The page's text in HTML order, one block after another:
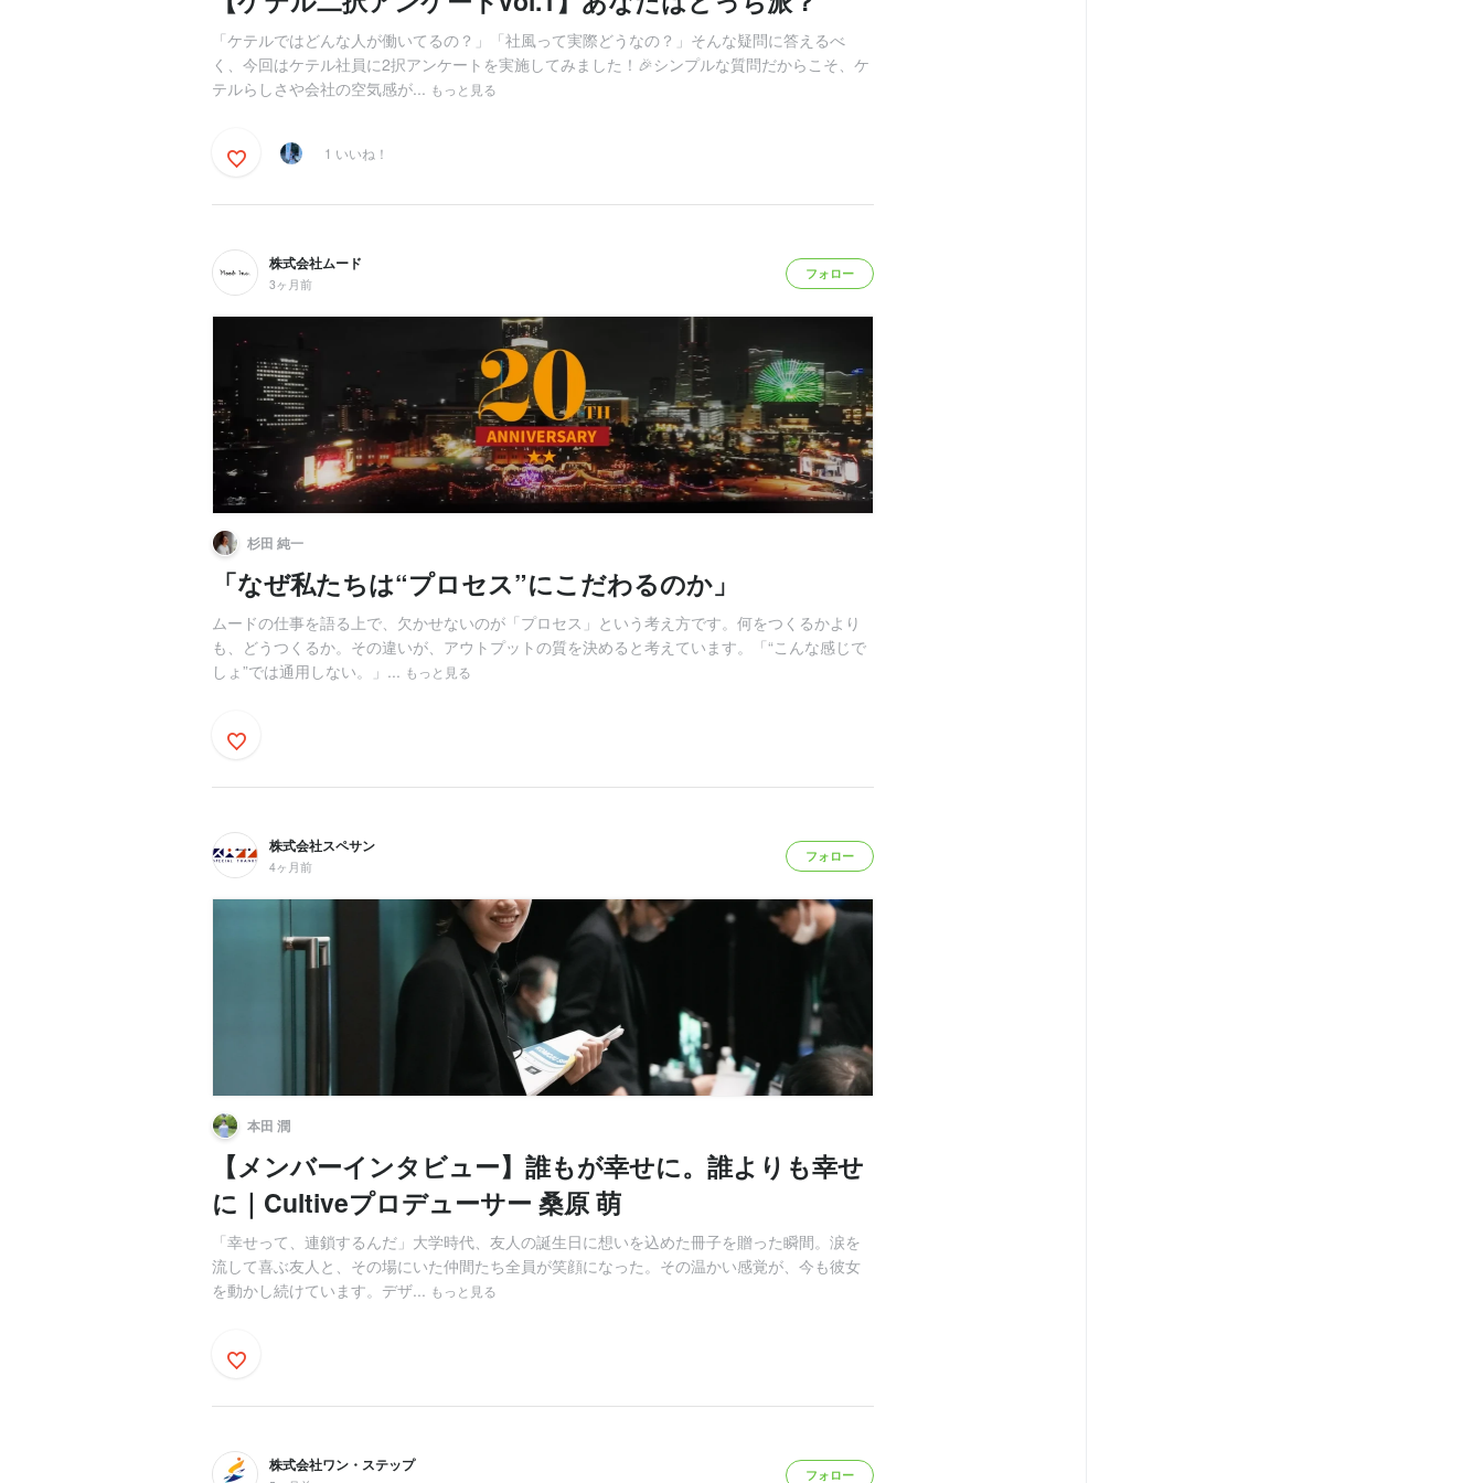
「ケテルではどんな人が働いてるの？」「社風って実際どうなの？」そんな疑問に答えるべ
く、今回はケテル社員に2択アンケートを実施してみました！🎉シンプルな質問だからこそ、ケ
テルらしさや会社の空気感が... もっと見る
1 いいね！
株式会社ムード
3ヶ月前
フォロー
杉田 純一
「なぜ私たちは“プロセス”にこだわるのか」
ムードの仕事を語る上で、欠かせないのが「プロセス」という考え方です。何をつくるかより
も、どうつくるか。その違いが、アウトプットの質を決めると考えています。「“こんな感じで
しょ”では通用しない。」... もっと見る
株式会社スペサン
4ヶ月前
フォロー
本田 潤
【メンバーインタビュー】誰もが幸せに。誰よりも幸せ
に｜Cultiveプロデューサー 桑原 萌
「幸せって、連鎖するんだ」大学時代、友人の誕生日に想いを込めた冊子を贈った瞬間。涙を
流して喜ぶ友人と、その場にいた仲間たち全員が笑顔になった。その温かい感覚が、今も彼女
を動かし続けています。デザ... もっと見る
株式会社ワン・ステップ
フォロー